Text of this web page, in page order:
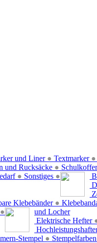
und Liner ● Textmarker ●
und Rucksäcke ●
● Sonstiges ●
Klebebänder ●
●
und Locher
Elektrische Hefter
Stempel ● Stempelfarben